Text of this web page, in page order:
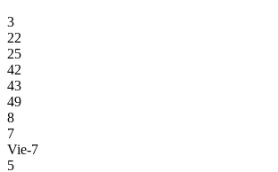
3
22
25
42
43
49
8
7
Vie-7
5